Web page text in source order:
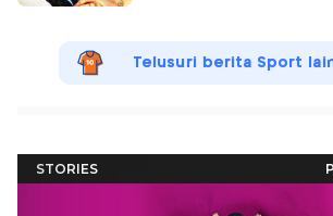
Telusuri berita Sport